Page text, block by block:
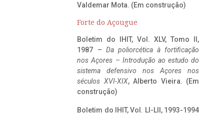
Valdemar Mota. (Em construção)
Forte do Açougue
Boletim do IHIT, Vol. XLV, Tomo II,
1987 – Da poliorcética à fortificação
nos Açores – Introdução ao estudo do
sistema defensivo nos Açores nos
séculos XVI-XIX, Alberto Vieira. (Em
construção)
Boletim do IHIT, Vol. LI-LII, 1993-1994